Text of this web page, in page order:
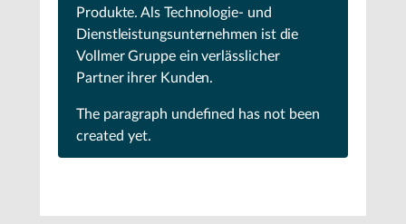
Produkte. Als Technologie- und
Dienstleistungsunternehmen ist die
Vollmer Gruppe ein verlässlicher
Partner ihrer Kunden.
The paragraph undefined has not been
created yet.